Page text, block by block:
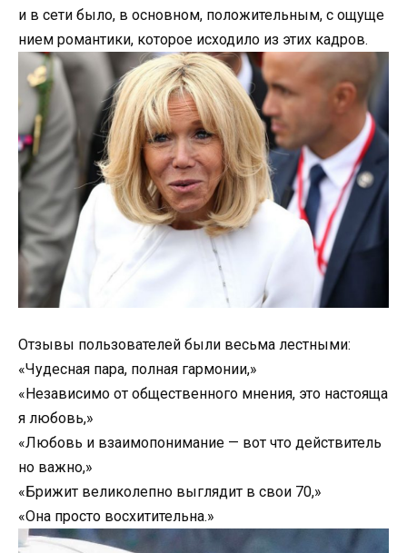
и в сети было, в основном, положительным, с ощуще
нием романтики, которое исходило из этих кадров.
Отзывы пользователей были весьма лестными:
«Чудесная пара, полная гармонии,»
«Независимо от общественного мнения, это настояща
я любовь,»
«Любовь и взаимопонимание — вот что действитель
но важно,»
«Брижит великолепно выглядит в свои 70,»
«Она просто восхитительна.»